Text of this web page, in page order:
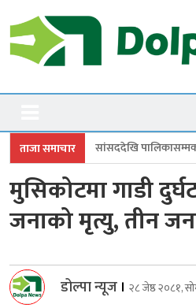
to
content
Dolpanews
ताजा समाचार
पालिकासम्मको एउटै आवाज :
मुसिकोटमा गाडी
जनाको मृत्यु, तीन
डोल्पा न्यूज । २८ जेष्ठ २०८१,